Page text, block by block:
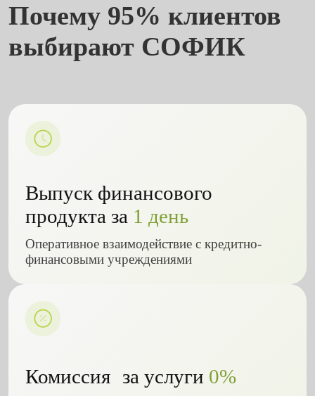
Почему 95% клиентов
выбирают СОФИК
Выпуск финансового
продукта за 1 день
Оперативное взаимодействие с кредитно-
финансовыми учреждениями
Комиссия за услуги 0%